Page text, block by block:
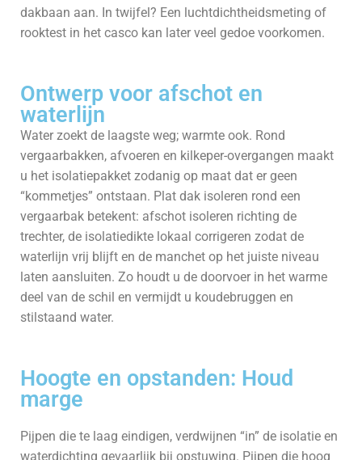
dakbaan aan. In twijfel? Een luchtdichtheidsmeting of
rooktest in het casco kan later veel gedoe voorkomen.
Ontwerp voor afschot en
waterlijn
Water zoekt de laagste weg; warmte ook. Rond
vergaarbakken, afvoeren en kilkeper-overgangen maakt
u het isolatiepakket zodanig op maat dat er geen
“kommetjes” ontstaan. Plat dak isoleren rond een
vergaarbak betekent: afschot isoleren richting de
trechter, de isolatiedikte lokaal corrigeren zodat de
waterlijn vrij blijft en de manchet op het juiste niveau
laten aansluiten. Zo houdt u de doorvoer in het warme
deel van de schil en vermijdt u koudebruggen en
stilstaand water.
Hoogte en opstanden: Houd
marge
Pijpen die te laag eindigen, verdwijnen “in” de isolatie en
waterdichting gevaarlijk bij opstuwing. Pijpen die hoog